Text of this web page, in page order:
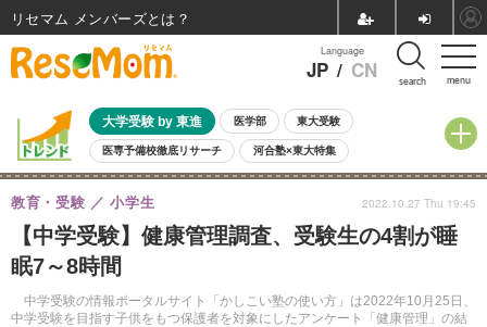
menu
Language
JP / CN search
大学受験 by 東進 医学部 東大受験
医専予備校徹底リサーチ 河合塾×東大特集
親子で考える大学選び 高校受験 中学受験 小学校受験
共通テスト 夏休み
8月開催イベント・WS 全国公立高校 過去問 人気記事
自由研究教材（小学生向け）
【中学受験】健康管理調査、受験生の4割が睡
眠7～8時間
中学受験の情報ポータルサイト「かしこい塾の使い方」は2022年10月25日、
中学受験を目指す子供をもつ保護者を対象にしたアンケート「健康管理」の結
教育・受験 小学生 2022.10.27 Thu 19:45
リセマム メンバーズ